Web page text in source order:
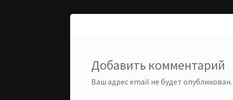
Добавить комментарий
Ваш адрес email не будет опубликован.